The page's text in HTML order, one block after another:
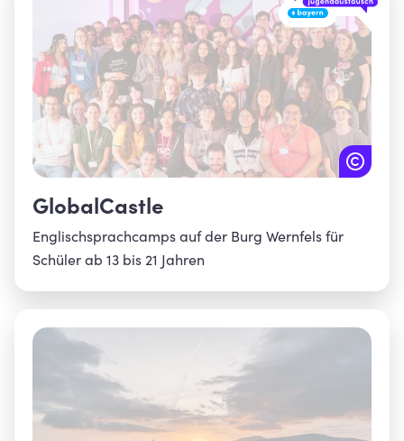
GlobalCastle
Englischsprachcamps auf der Burg Wernfels für
Schüler ab 13 bis 21 Jahren